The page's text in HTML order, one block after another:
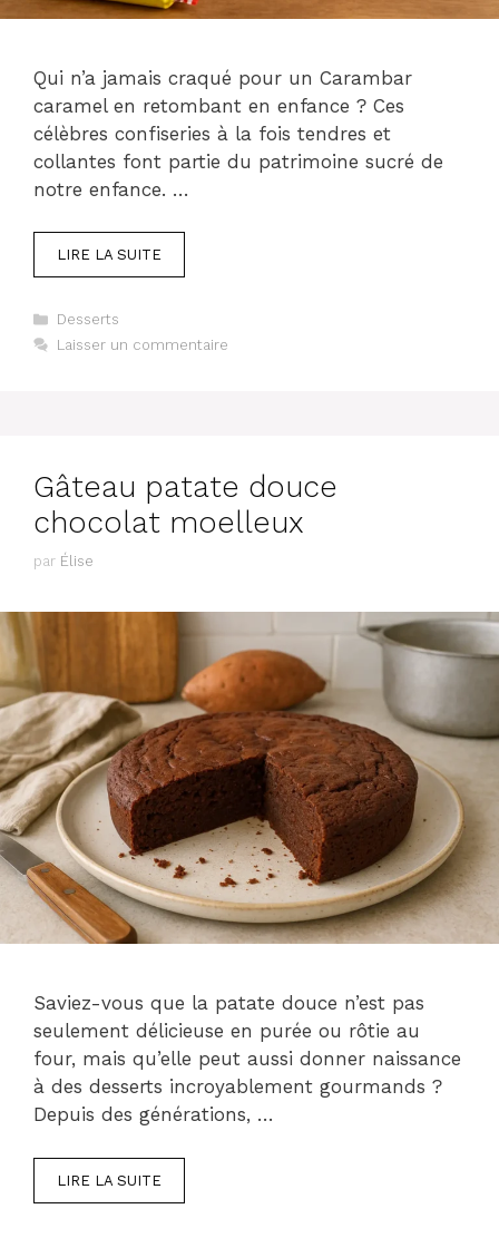
Qui n’a jamais craqué pour un Carambar
caramel en retombant en enfance ? Ces
célèbres confiseries à la fois tendres et
collantes font partie du patrimoine sucré de
notre enfance. …
LIRE LA SUITE
Catégories
Desserts
Laisser un commentaire
Gâteau patate douce
chocolat moelleux
par Élise
Saviez-vous que la patate douce n’est pas
seulement délicieuse en purée ou rôtie au
four, mais qu’elle peut aussi donner naissance
à des desserts incroyablement gourmands ?
Depuis des générations, …
LIRE LA SUITE